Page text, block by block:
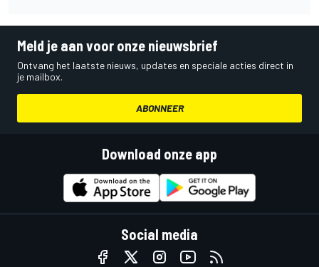
Meld je aan voor onze nieuwsbrief
Ontvang het laatste nieuws, updates en speciale acties direct in
je mailbox.
ABONNEER
Download onze app
Social media